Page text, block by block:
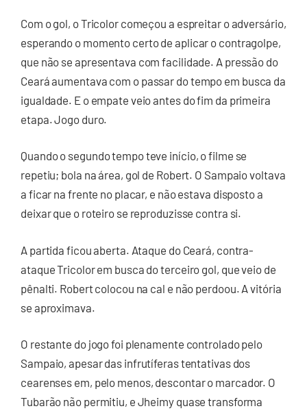
Com o gol, o Tricolor começou a espreitar o adversário,
esperando o momento certo de aplicar o contragolpe,
que não se apresentava com facilidade. A pressão do
Ceará aumentava com o passar do tempo em busca da
igualdade. E o empate veio antes do fim da primeira
etapa. Jogo duro.
Quando o segundo tempo teve início, o filme se
repetiu; bola na área, gol de Robert. O Sampaio voltava
a ficar na frente no placar, e não estava disposto a
deixar que o roteiro se reproduzisse contra si.
A partida ficou aberta. Ataque do Ceará, contra-
ataque Tricolor em busca do terceiro gol, que veio de
pênalti. Robert colocou na cal e não perdoou. A vitória
se aproximava.
O restante do jogo foi plenamente controlado pelo
Sampaio, apesar das infrutíferas tentativas dos
cearenses em, pelo menos, descontar o marcador. O
Tubarão não permitiu, e Jheimy quase transforma